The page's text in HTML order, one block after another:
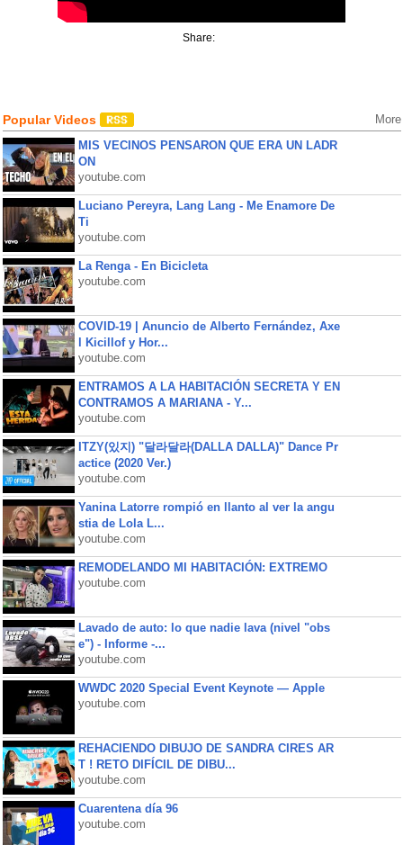
Share:
Popular Videos More
MIS VECINOS PENSARON QUE ERA UN LADR
ON
youtube.com
Luciano Pereyra, Lang Lang - Me Enamore De
Ti
youtube.com
La Renga - En Bicicleta
youtube.com
COVID-19 | Anuncio de Alberto Fernández, Axe
l Kicillof y Hor...
youtube.com
ENTRAMOS A LA HABITACIÓN SECRETA Y EN
CONTRAMOS A MARIANA - Y...
youtube.com
ITZY(있지) "달라달라(DALLA DALLA)" Dance Pr
actice (2020 Ver.)
youtube.com
Yanina Latorre rompió en llanto al ver la angu
stia de Lola L...
youtube.com
REMODELANDO MI HABITACIÓN: EXTREMO
youtube.com
Lavado de auto: lo que nadie lava (nivel "obs
e") - Informe -...
youtube.com
WWDC 2020 Special Event Keynote — Apple
youtube.com
REHACIENDO DIBUJO DE SANDRA CIRES AR
T ! RETO DIFÍCIL DE DIBU...
youtube.com
Cuarentena día 96
youtube.com